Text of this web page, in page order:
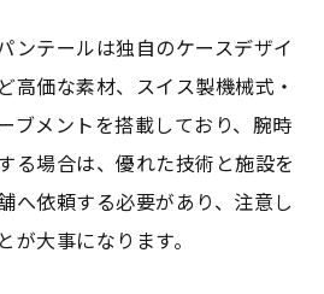
ンテールは独自のケースデザイ
高価な素材、スイス製機械式・
ブメントを搭載しており、腕時
る場合は、優れた技術と施設を
へ依頼する必要があり、注意し
大事になります。